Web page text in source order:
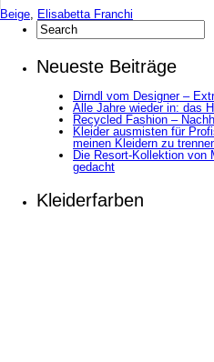
Beige, Elisabetta Franchi
Neueste Beiträge
Dirndl vom Designer –
Alle Jahre wieder in: das
Recycled Fashion –
Kleider ausmisten für
meinen Kleidern zu
Die Resort-Kollektion
gedacht
Kleiderfarben